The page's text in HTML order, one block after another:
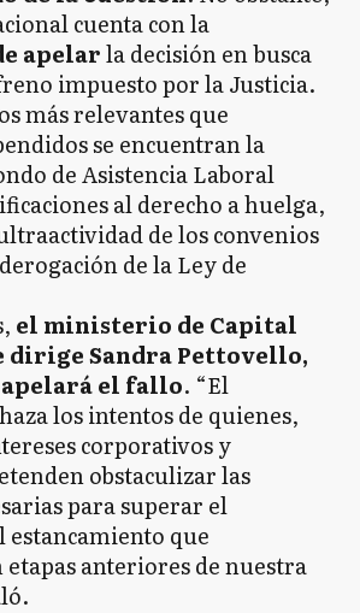
cuenta con la
apelarla decisión en busca
impuesto por la Justicia.
más relevantes que
se encuentran la
de Asistencia Laboral
al derecho a huelga,
de los convenios
de la Ley de
el ministerio de Capital
dirige Sandra Pettovello,
el fallo. “El
los intentos de quienes,
corporativos y
obstaculizar las
para superar el
estancamiento que
anteriores de nuestra